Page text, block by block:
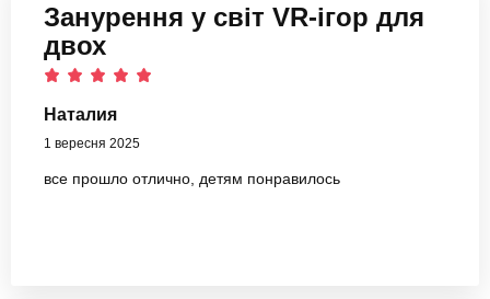
Занурення у світ VR-ігор для
двох
Наталия
1 вересня 2025
все прошло отлично, детям понравилось